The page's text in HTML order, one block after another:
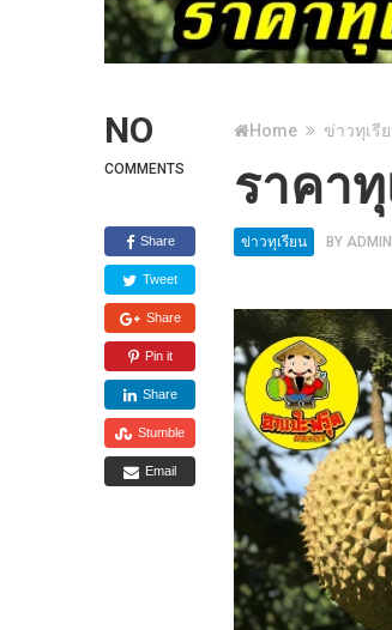
NO
COMMENTS
Share
Tweet
Share
Pin it
Share
Stumble
Email
Home ข่าวทุเรี
ราคา
ข่าวทุเรียน BY